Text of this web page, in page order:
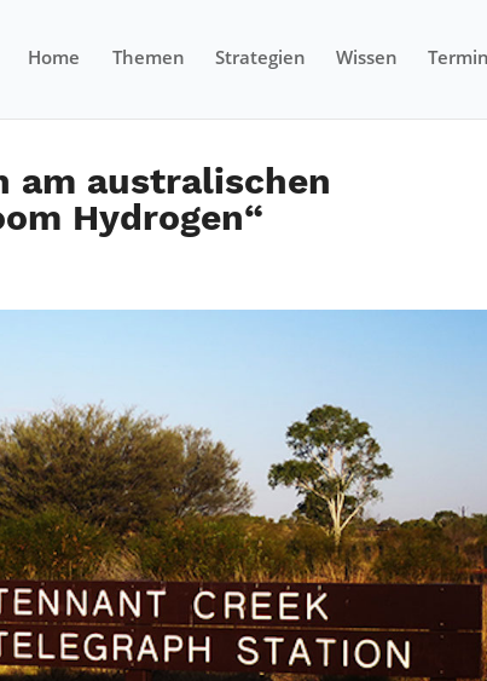
Home Themen Strategien Wissen
am australischen
Hydrogen“